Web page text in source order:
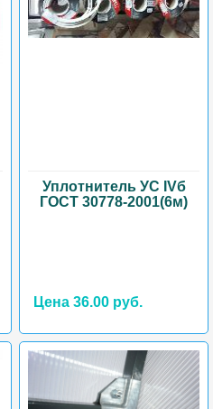
Уплотнитель УС IVб
ГОСТ 30778-2001(6м)
Цена 36.00 руб.